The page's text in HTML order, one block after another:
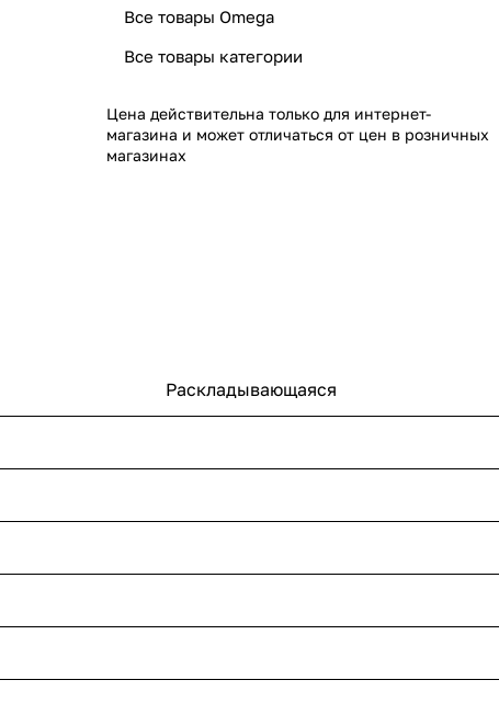
Все товары Omega
Все товары категории
Цена действительна только для интернет-
магазина и может отличаться от цен в розничных
магазинах
Раскладывающаяся